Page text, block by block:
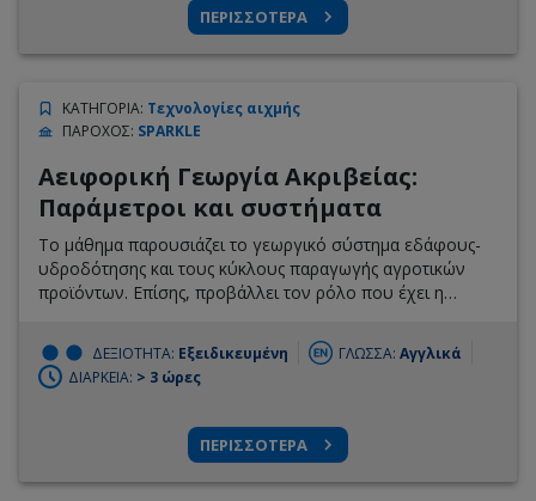
ΠΕΡΙΣΣΟΤΕΡΑ
ΚΑΤΗΓΟΡΙΑ: Τεχνολογίες αιχμής
ΠΑΡΟΧΟΣ: SPARKLE
Αειφορική Γεωργία Ακριβείας:
Παράμετροι και συστήματα
Το μάθημα παρουσιάζει το γεωργικό σύστημα εδάφους-
υδροδότησης και τους κύκλους παραγωγής αγροτικών
προϊόντων. Επίσης, προβάλλει τον ρόλο που έχει η
σύστημα αξίας της γεωργίας.
ΔΕΞΙΟΤΗΤΑ: Εξειδικευμένη ΓΛΩΣΣΑ: Αγγλικά
ΔΙΑΡΚΕΙΑ: > 3 ώρες
ΠΕΡΙΣΣΟΤΕΡΑ